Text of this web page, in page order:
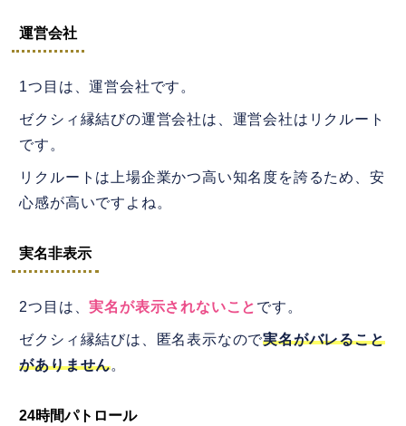
運営会社
1つ目は、運営会社です。
ゼクシィ縁結びの運営会社は、運営会社はリクルート
です。
リクルートは上場企業かつ高い知名度を誇るため、安
心感が高いですよね。
実名非表示
2つ目は、実名が表示されないこと です。
ゼクシィ縁結びは、匿名表示なので実名がバレること
がありません。
24時間パトロール